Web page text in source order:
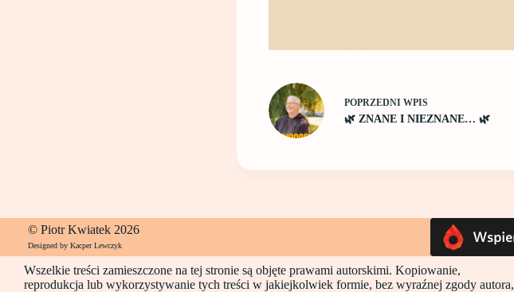
POPRZEDNI WPIS
🌿 ZNANE I NIEZNANE… 🌿
© Piotr Kwiatek 2026
Designed by Kacper Lewczyk
Wszelkie treści zamieszczone na tej stronie są objęte prawami autorskimi. Kopiowanie,
reprodukcja lub wykorzystywanie tych treści w jakiejkolwiek formie, bez wyraźnej zgody autora,